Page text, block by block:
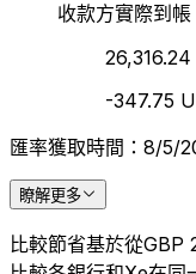
收款方實際到帳
-347.75
匯率獲取時間：8/5/
瞭解更多
比較節省基於從